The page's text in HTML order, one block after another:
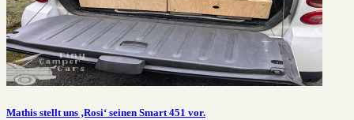
Mathis stellt uns ‚Rosi‘ seinen Smart 451 vor.